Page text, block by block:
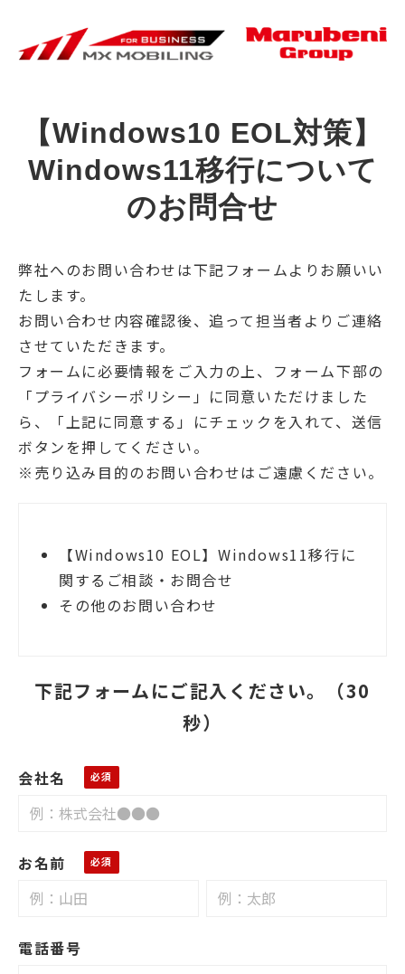
【Windows10 EOL対策】
Windows11移行について
のお問合せ
弊社へのお問い合わせは下記フォームよりお願いい
たします。
お問い合わせ内容確認後、追って担当者よりご連絡
させていただきます。
フォームに必要情報をご入力の上、フォーム下部の
「プライバシーポリシー」に同意いただけました
ら、「上記に同意する」にチェックを入れて、送信
ボタンを押してください。
※売り込み目的のお問い合わせはご遠慮ください。
【Windows10 EOL】Windows11移行に
関するご相談・お問合せ
その他のお問い合わせ
下記フォームにご記入ください。（30
秒）
会社名
お名前
電話番号